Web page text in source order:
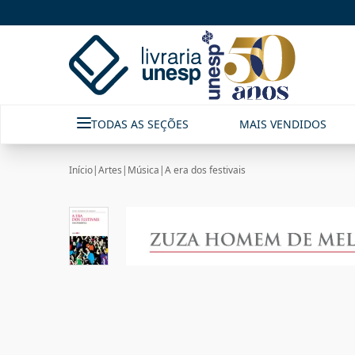
TODAS AS SEÇÕES MAIS VENDIDOS
Início|Artes | Música |A era dos festivais